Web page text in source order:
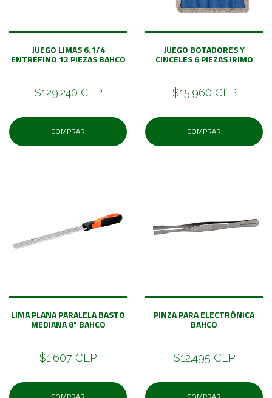
JUEGO LIMAS 6.1/4
ENTREFINO 12 PIEZAS BAHCO
$129.240 CLP
COMPRAR
JUEGO BOTADORES Y
CINCELES 6 PIEZAS IRIMO
$15.960 CLP
COMPRAR
LIMA PLANA PARALELA BASTO
MEDIANA 8" BAHCO
$1.607 CLP
PINZA PARA ELECTRÓNICA
BAHCO
$12.495 CLP